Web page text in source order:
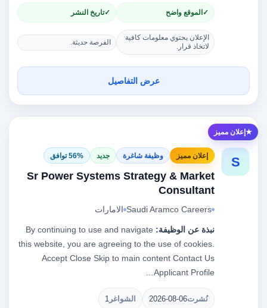
الموقع واضح تاريخ النشر
الإعلان يحتوي معلومات كافية
لاتخاذ قرار.
الفرصة حديثة.
عرض التفاصيل
إعلان مميز
S إعلان مميز وظيفة شاغرة جديد 56% توافق
Sr Power Systems Strategy & Market
Consultant
Saudi Aramco Careers الامارات
نبذة عن الوظيفة: By continuing to use and navigate
this website, you are agreeing to the use of cookies.
Accept Close Skip to main content Contact Us
Applicant Profile…
نُشرت2026-08-06 الشواغر 1